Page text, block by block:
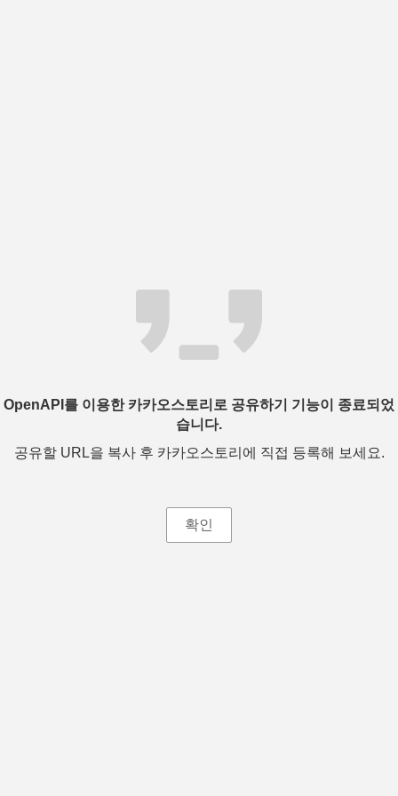
OpenAPI를 이용한 카카오스토리로 공유하기 기능이 종료되었
습니다.
공유할 URL을 복사 후 카카오스토리에 직접 등록해 보세요.
확인